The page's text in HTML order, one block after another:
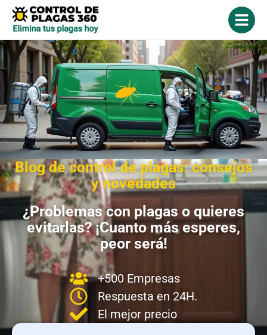
Blog de control de plagas: consejos
y novedades
¿Problemas con plagas o quieres
evitarlas? ¡Cuanto más esperes,
peor será!
+500 Empresas
Respuesta en 24H.
El mejor precio